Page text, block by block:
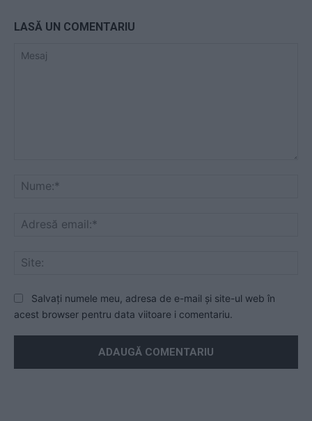
LASĂ UN COMENTARIU
Salvați numele meu, adresa de e-mail și site-ul web în
acest browser pentru data viitoare i comentariu.